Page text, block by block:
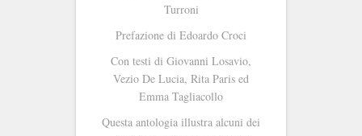
Turroni
Prefazione di Edoardo Croci
Con testi di Giovanni Losavio,
Vezio De Lucia, Rita Paris ed
Emma Tagliacollo
Questa antologia illustra alcuni dei